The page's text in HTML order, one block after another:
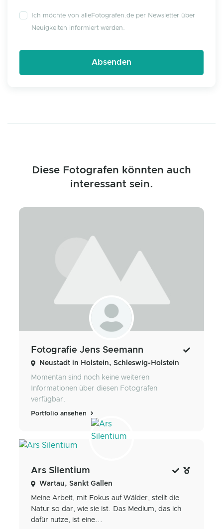
Ich möchte von alleFotografen.de per Newsletter über
Neuigkeiten informiert werden.
Diese Fotografen könnten auch
interessant sein.
Fotografie Jens Seemann
Neustadt in Holstein, Schleswig-Holstein
Momentan sind noch keine weiteren
Informationen über diesen Fotografen
verfügbar.
Portfolio ansehen
Ars Silentium
Wartau, Sankt Gallen
Meine Arbeit, mit Fokus auf Wälder, stellt die
Natur so dar, wie sie ist. Das Medium, das ich
dafür nutze, ist eine...